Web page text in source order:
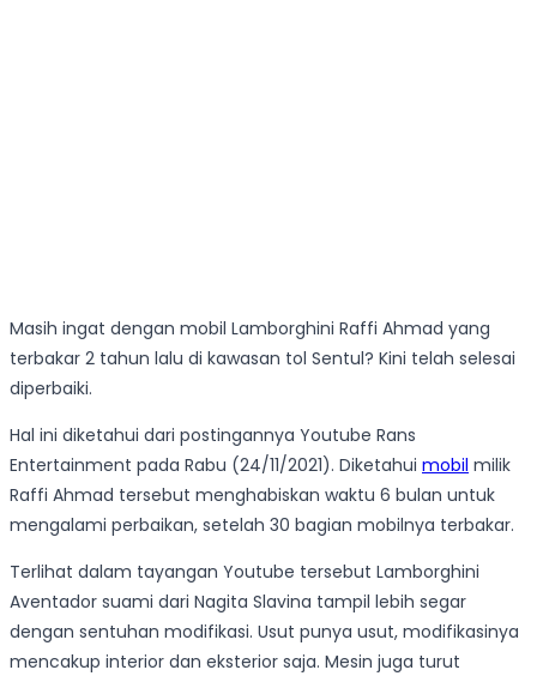
Masih ingat dengan mobil Lamborghini Raffi Ahmad yang
terbakar 2 tahun lalu di kawasan tol Sentul? Kini telah selesai
diperbaiki.
Hal ini diketahui dari postingannya Youtube Rans
Entertainment pada Rabu (24/11/2021). Diketahui mobil milik
Raffi Ahmad tersebut menghabiskan waktu 6 bulan untuk
mengalami perbaikan, setelah 30 bagian mobilnya terbakar.
Terlihat dalam tayangan Youtube tersebut Lamborghini
Aventador suami dari Nagita Slavina tampil lebih segar
dengan sentuhan modifikasi. Usut punya usut, modifikasinya
mencakup interior dan eksterior saja. Mesin juga turut